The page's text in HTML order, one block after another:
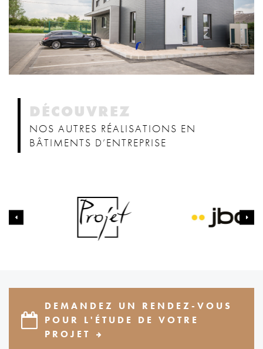
DÉCOUVREZ
NOS AUTRES RÉALISATIONS EN
BÂTIMENTS D’ENTREPRISE
DEMANDEZ UN RENDEZ-VOUS
POUR L'ÉTUDE DE VOTRE
PROJET